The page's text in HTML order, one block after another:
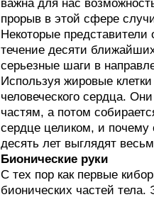
важна для нас
прорыв в этой сфере
Некоторые представители
течение десяти
серьезные шаги в
Используя жировые
человеческого сердца.
частям, а потом
сердце целиком, и почему
десять лет выглядят
Бионические руки
С тех пор как первые
бионических частей